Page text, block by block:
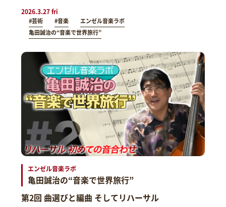
2026.3.27 fri
#芸術 #音楽
エンゼル音楽ラボ
亀田誠治の“音楽で世界旅行”
エンゼル音楽ラボ
亀田誠治の“音楽で世界旅行”
第2回 曲選びと編曲 そしてリハーサル